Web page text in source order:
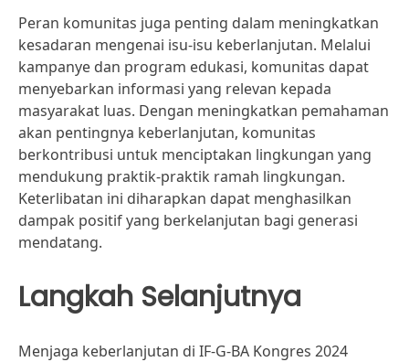
Peran komunitas juga penting dalam meningkatkan
kesadaran mengenai isu-isu keberlanjutan. Melalui
kampanye dan program edukasi, komunitas dapat
menyebarkan informasi yang relevan kepada
masyarakat luas. Dengan meningkatkan pemahaman
akan pentingnya keberlanjutan, komunitas
berkontribusi untuk menciptakan lingkungan yang
mendukung praktik-praktik ramah lingkungan.
Keterlibatan ini diharapkan dapat menghasilkan
dampak positif yang berkelanjutan bagi generasi
mendatang.
Langkah Selanjutnya
Menjaga keberlanjutan di IF-G-BA Kongres 2024